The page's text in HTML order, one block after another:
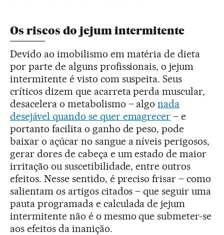
Os riscos do jejum intermitente
Devido ao imobilismo em matéria de dieta
por parte de alguns profissionais, o jejum
intermitente é visto com suspeita. Seus
críticos dizem que acarreta perda muscular,
desacelera o metabolismo – algonada
desejável quando se quer emagrecer – e
portanto facilita o ganho de peso, pode
baixar o açúcar no sangue a níveis perigosos,
gerar dores de cabeça e um estado de maior
irritação ou suscetibilidade, entre outros
efeitos. Nesse sentido, é preciso frisar – como
salientam os artigos citados – que seguir uma
pauta programada e calculada de jejum
intermitente não é o mesmo que submeter-se
aos efeitos da inanição.